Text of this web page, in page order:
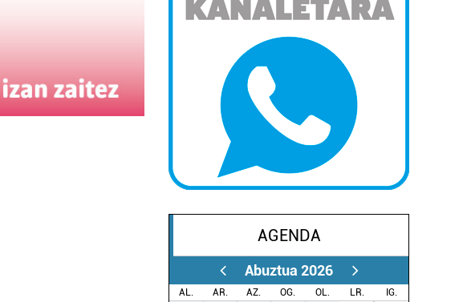
AGENDA
Abuztua 2026
AL. AR. AZ. OG. OL. LR.
IG.